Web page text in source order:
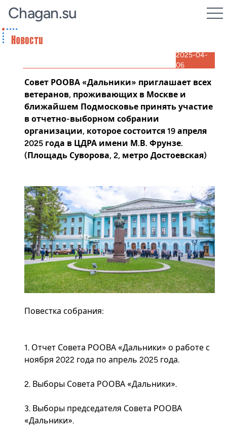
Chagan.su
2025-04-
06
Совет РООВА «Дальники» приглашает всех
ветеранов, проживающих в Москве и
ближайшем Подмосковье принять участие
в отчетно-выборном собрании
организации, которое состоится 19 апреля
2025 года в ЦДРА имени М.В. Фрунзе.
(Площадь Суворова, 2, метро Достоевская)
Повестка собрания:
1. Отчет Совета РООВА «Дальники» о работе с
ноября 2022 года по апрель 2025 года.
2. Выборы Совета РООВА «Дальники».
3. Выборы председателя Совета РООВА
«Дальники».